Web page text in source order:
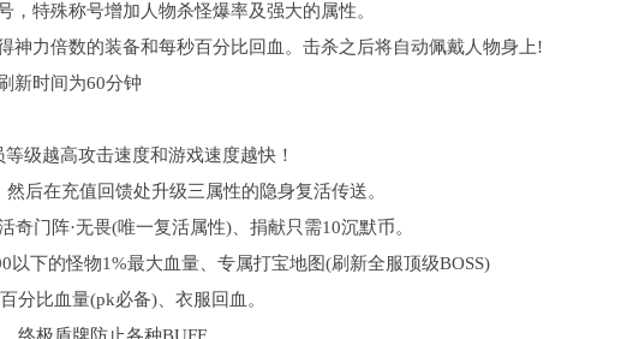
，特殊称号增加人物杀怪爆率及强大的属性。
神力倍数的装备和每秒百分比回血。击杀之后将自动佩戴人物身上!
新时间为60分钟
级越高攻击速度和游戏速度越快！
后在充值回馈处升级三属性的隐身复活传送。
门阵·无畏(唯一复活属性)、捐献只需10沉默币。
下的怪物1%最大血量、专属打宝地图(刷新全服顶级BOSS)
分比血量(pk必备)、衣服回血。